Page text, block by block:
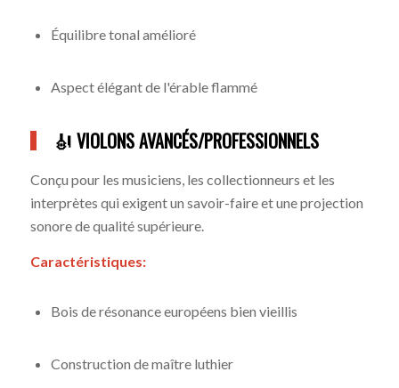
Équilibre tonal amélioré
Aspect élégant de l'érable flammé
🎻 VIOLONS AVANCÉS/PROFESSIONNELS
Conçu pour les musiciens, les collectionneurs et les
interprètes qui exigent un savoir-faire et une projection
sonore de qualité supérieure.
Caractéristiques:
Bois de résonance européens bien vieillis
Construction de maître luthier